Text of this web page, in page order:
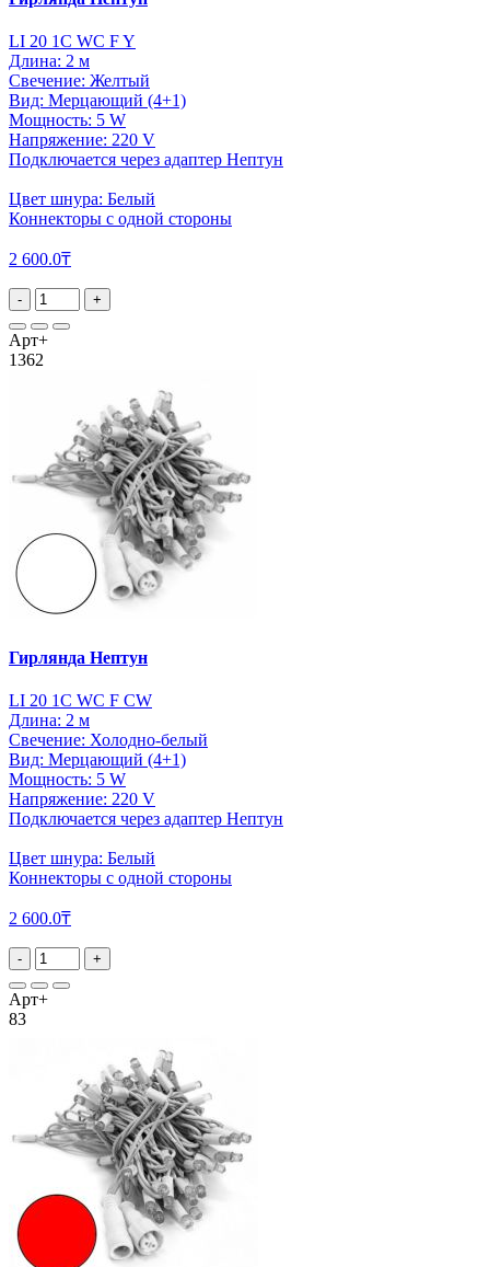
LI 20 1C WC F Y
Длина: 2 м
Свечение: Желтый
Вид: Мерцающий (4+1)
Мощность: 5 W
Напряжение: 220 V
Подключается через адаптер Нептун
Цвет шнура: Белый
Коннекторы с одной стороны
2 600.0₸
- +
Арт+
1362
Гирлянда Нептун
LI 20 1C WC F CW
Длина: 2 м
Свечение: Холодно-белый
Вид: Мерцающий (4+1)
Мощность: 5 W
Напряжение: 220 V
Подключается через адаптер Нептун
Цвет шнура: Белый
Коннекторы с одной стороны
2 600.0₸
- +
Арт+
83